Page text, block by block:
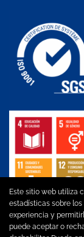
Aviso legal|
Este sitio web utiliza
estadísticas sobre
experiencia y
puede aceptar o